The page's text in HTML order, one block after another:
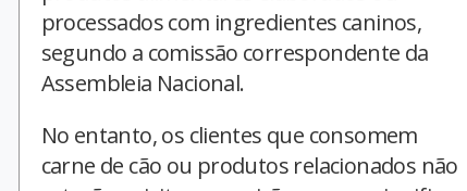
processados ​​com ingredientes caninos,
segundo a comissão correspondente da
Assembleia Nacional.
No entanto, os clientes que consomem
carne de cão ou produtos relacionados não